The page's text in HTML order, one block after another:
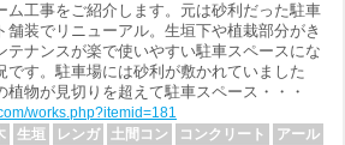
ム工事をご紹介します。元は砂利だった駐車
舗装でリニューアル。生垣下や植栽部分がき
テナンスが楽で使いやすい駐車スペースにな
です。駐車場には砂利が敷かれていました
植物が見切りを超えて駐車スペース・・・
works.php?itemid=181
生垣 レンガ 土間コン コンクリート
アール